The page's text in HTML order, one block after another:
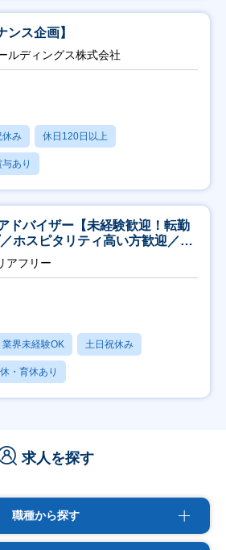
ンス企画】
ルディングス株式会社
休み 休日120日以上
与あり
ドバイザー【未経験歓迎！転勤
ホスピタリティ高い方歓迎／土
アフリー
業界未経験OK 土日祝休み
・育休あり
求人を探す
職種から探す